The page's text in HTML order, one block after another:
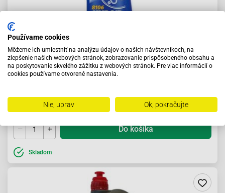
Prevodový olej 80W90 GL4 GL5 Mannol Hypoid
Do košíka
Skladom
Používame cookies
Môžeme ich umiestniť na analýzu údajov o našich návštevníkoch, na
zlepšenie našich webových stránok, zobrazovanie prispôsobeného obsahu a
na poskytovanie skvelého zážitku z webových stránok. Pre viac informácií o
cookies používame otvorené nastavenia.
Nie, uprav Ok, pokračujte